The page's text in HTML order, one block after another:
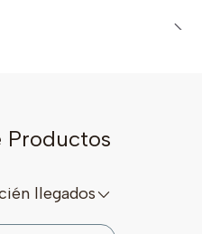
Productos
llegados